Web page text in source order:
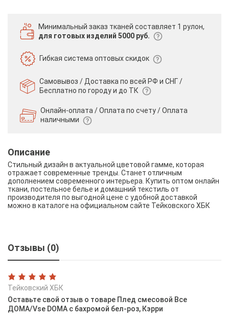
Минимальный заказ тканей составляет 1 рулон,
для готовых изделий 5000 руб.
Гибкая системаоптовых скидок
Самовывоз / Доставка по всей РФ и СНГ /
Бесплатно по городу и до ТК
Онлайн-оплата / Оплата по счету /Оплата
наличными
Описание
Стильный дизайн в актуальной цветовой гамме, которая
отражает современные тренды. Станет отличным
дополнением современного интерьера. Купить оптом онлайн
ткани, постельное белье и домашний текстиль от
производителя по выгодной цене с удобной доставкой
можно в каталоге на официальном сайте Тейковского ХБК
Отзывы (0)
Тейковский ХБК
Оставьте свой отзыв о товаре Плед смесовой Все
ДОМА/Vse DOMA с бахромой бел-роз, Кэрри